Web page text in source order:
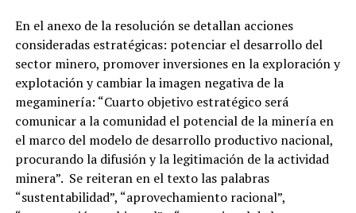
En el anexo de la resolución se detallan acciones
consideradas estratégicas: potenciar el desarrollo del
sector minero, promover inversiones en la exploración y
explotación y cambiar la imagen negativa de la
megaminería: “Cuarto objetivo estratégico será
comunicar a la comunidad el potencial de la minería en
el marco del modelo de desarrollo productivo nacional,
procurando la difusión y la legitimación de la actividad
minera”. Se reiteran en el texto las palabras
“sustentabilidad”, “aprovechamiento racional”,